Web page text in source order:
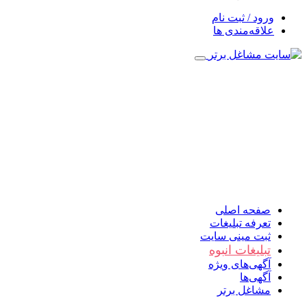
ورود / ثبت نام
علاقه‌مندی ها
صفحه اصلی
تعرفه تبلیغات
ثبت مینی سایت
تبلیغات انبوه
آگهی‌های ویژه
آگهی‌ها
مشاغل برتر